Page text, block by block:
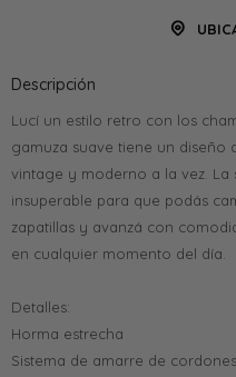
Descripción
Lucí un estilo retro con los
gamuza suave tiene un
vintage y moderno a la vez.
insuperable para que podás
zapatillas y avanzá con
en cualquier momento del día.
Detalles:
Horma estrecha
Sistema de amarre de cordones